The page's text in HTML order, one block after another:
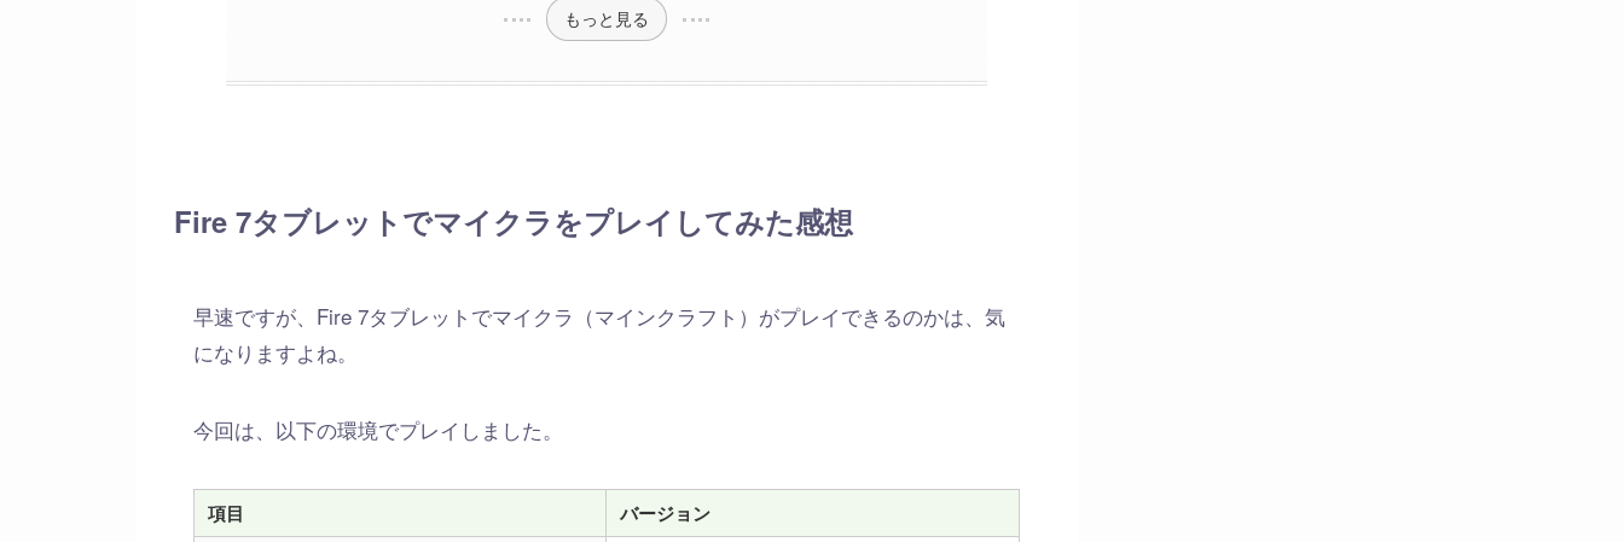
もっと見る
Fire 7タブレットでマイクラをプレイしてみた感想
早速ですが、Fire 7タブレットでマイクラ（マインクラフト）がプレイできるのかは、気
になりますよね。
今回は、以下の環境でプレイしました。
項目
バージョン